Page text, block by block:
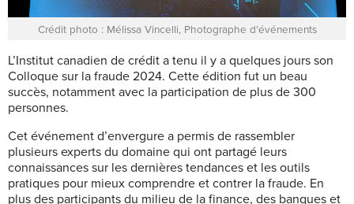
Crédit photo : Mélissa Vincelli, Photographe d’événements
L’Institut canadien de crédit a tenu il y a quelques jours son
Colloque sur la fraude 2024. Cette édition fut un beau
succès, notamment avec la participation de plus de 300
personnes.
Cet événement d’envergure a permis de rassembler
plusieurs experts du domaine qui ont partagé leurs
connaissances sur les dernières tendances et les outils
pratiques pour mieux comprendre et contrer la fraude. En
plus des participants du milieu de la finance, des banques et